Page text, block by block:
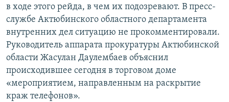
в ходе этого рейда, в чем их подозревают. В пресс-
службе Актюбинского областного департамента
внутренних дел ситуацию не прокомментировали.
Руководитель аппарата прокуратуры Актюбинской
области Жасулан Даулембаев объяснил
происходившее сегодня в торговом доме
«мероприятием, направленным на раскрытие
краж телефонов».